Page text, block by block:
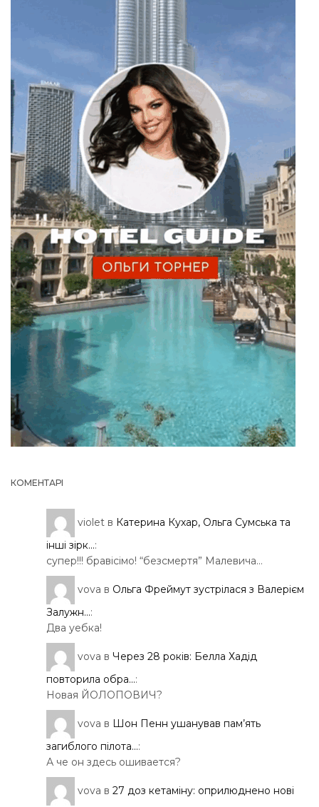
КОМЕНТАРІ
violet в Катерина Кухар, Ольга Сумська та
інші зірк...:
супер!!! бравісімо! “безсмертя” Малевича…
vova в Ольга Фреймут зустрілася з Валерієм
Залужн...:
Два уебка!
vova в Через 28 років: Белла Хадід
повторила обра...:
Новая ЙОЛОПОВИЧ?
vova в Шон Пенн ушанував пам’ять
загиблого пілота...:
А че он здесь ошивается?
vova в 27 доз кетаміну: оприлюднено нові